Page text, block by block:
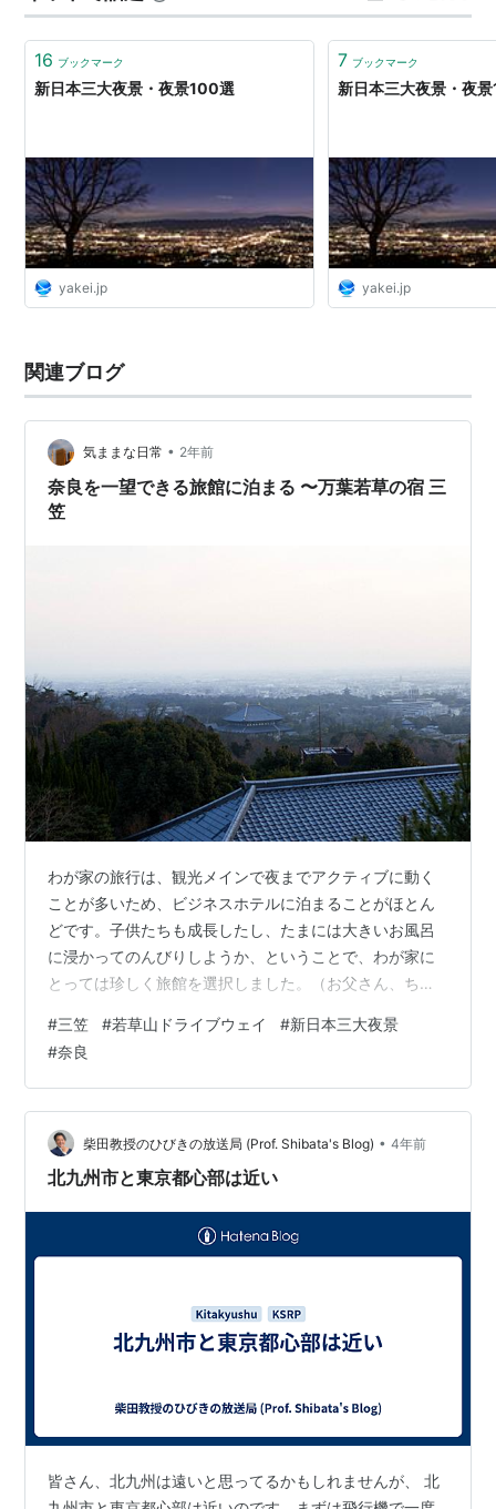
16 ブックマーク
新日本三大夜景・夜景100選
yakei.jp
7 ブックマーク
新日本三大夜景・夜
yakei.jp
関連ブログ
気ままな日常 • 2年前
奈良を一望できる旅館に泊まる 〜万葉若草の宿 三
笠
わが家の旅行は、観光メインで夜までアクティブに動く
ことが多いため、ビジネスホテルに泊まることがほとん
どです。子供たちも成長したし、たまには大きいお風呂
に浸かってのんびりしようか、ということで、わが家に
とっては珍しく旅館を選択しました。（お父さん、ちょ
中腹にある、「奈良 万葉若草の宿 三笠」さんです。 ま
ず、部屋に入ってびっくり！さっきまでいた、東大寺の
大仏殿と奈良の街が眼下に広がっています。この日は花
粉なのか黄砂なのか、少しもやがかかった状態ですが、
それでも眺めは充分良かったです。 夕焼けもこの通り。
しばしお茶を飲みながら、お部屋からの素晴ら…
#三笠 #若草山ドライブウェイ #新日本三大夜景
#奈良
柴田教授のひびきの放送局 (Prof. Shibata's Blog) • 4年前
北九州市と東京都心部は近い
皆さん、北九州は遠いと思ってるかもしれませんが、 北